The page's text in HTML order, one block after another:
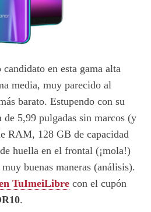
candidato en esta gama alta
media, muy parecido al
barato. Estupendo con su
5,99 pulgadas sin marcos (y
RAM, 128 GB de capacidad
huella en el frontal (¡mola!)
buenas maneras (análisis).
TuImeiLibre con el cupón
.